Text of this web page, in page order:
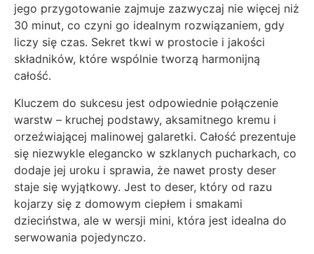
jego przygotowanie zajmuje zazwyczaj nie więcej niż
30 minut, co czyni go idealnym rozwiązaniem, gdy
liczy się czas. Sekret tkwi w prostocie i jakości
składników, które wspólnie tworzą harmonijną
całość.
Kluczem do sukcesu jest odpowiednie połączenie
warstw – kruchej podstawy, aksamitnego kremu i
orzeźwiającej malinowej galaretki. Całość prezentuje
się niezwykle elegancko w szklanych pucharkach, co
dodaje jej uroku i sprawia, że nawet prosty deser
staje się wyjątkowy. Jest to deser, który od razu
kojarzy się z domowym ciepłem i smakami
dzieciństwa, ale w wersji mini, która jest idealna do
serwowania pojedynczo.